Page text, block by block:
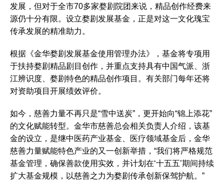
发展，但对于全市70多家婺剧院团来说，精品创作经费来
源仍十分有限。设立婺剧发展基金，正是对这一文化瑰宝
传承发展的精准助力。
根据《金华婺剧发展基金使用管理办法》，基金将专项用
于扶持婺剧精品剧目创作，并重点支持具有中国气派、浙
江辨识度、婺剧特色的精品创作项目。有关部门每年还将
对资助项目开展绩效评价。
如今，慈善力量不再只是“雪中送炭”，更开始向“锦上添花”
的文化赋能转型。金华市慈善总会相关负责人介绍，该基
金的设立，是继中医药产业基金、医疗领域基金后，金华
慈善力量赋能特色产业的又一创新举措，“我们将严格规范
基金管理，确保善款使用实效，并计划在‘十五五’期间持续
扩大基金规模，以慈善之力为婺剧传承创新保驾护航。”